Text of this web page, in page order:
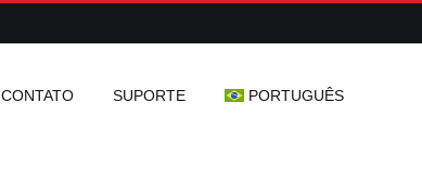
CONTATO SUPORTE PORTUGUÊS